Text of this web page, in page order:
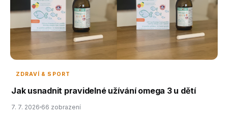
ZDRAVÍ & SPORT
Jak usnadnit pravidelné užívání omega 3 u dětí
7. 7. 2026 66 zobrazení